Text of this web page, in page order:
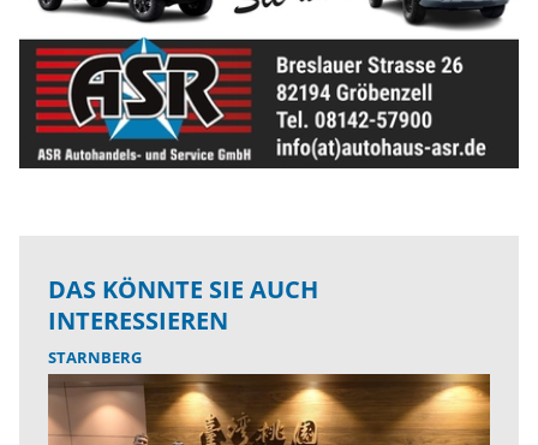
DAS KÖNNTE SIE AUCH
INTERESSIEREN
STARNBERG